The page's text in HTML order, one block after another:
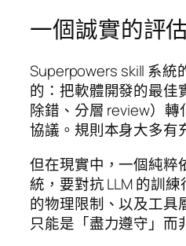
一個誠實的評
Superpowers skill 系統
的：把軟體開發的最佳
除錯、分層 review）轉
協議。規則本身大多有
但在現實中，一個純粹
統，要對抗 LLM 的訓
的物理限制、以及工具
只能是「盡力遵守」而